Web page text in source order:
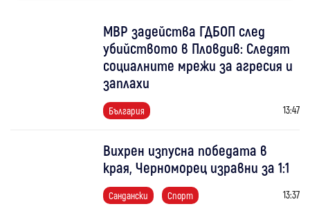
МВР задейства ГДБОП след
убийството в Пловдив: Следят
социалните мрежи за агресия и
заплахи
България 13:47
Вихрен изпусна победата в
края, Черноморец изравни за 1:1
Сандански Спорт 13:37